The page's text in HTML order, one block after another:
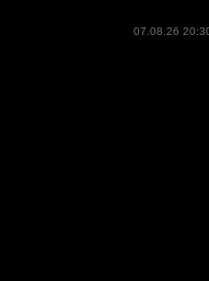
07.08.26